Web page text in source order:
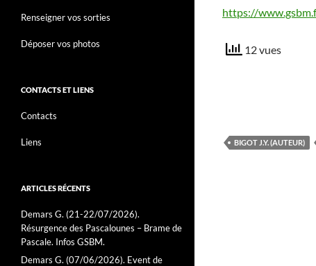
https://
12 vues
BIGOT J.Y. (AUTEUR)
Renseigner vos sorties
Déposer vos photos
CONTACTS ET LIENS
Contacts
Liens
ARTICLES RÉCENTS
Demars G. (21-22/07/2026).
Résurgence des Pascalounes – Brame de
Pascale. Infos GSBM.
Demars G. (07/06/2026). Event de